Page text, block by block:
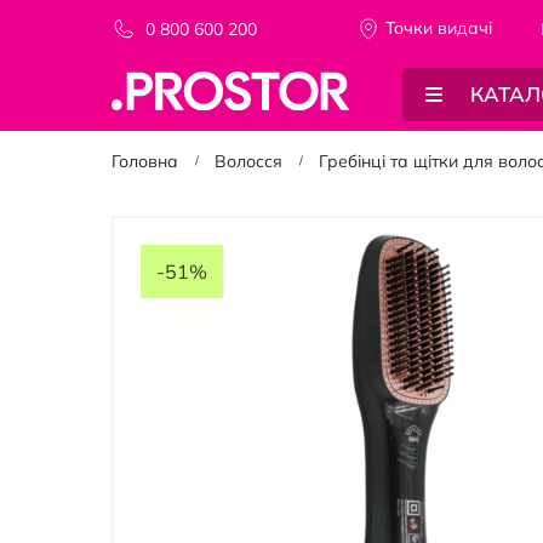
0 800 600 200 Точки видачi
Головна Волосся Гребінці та щітки для
галереї
-51%